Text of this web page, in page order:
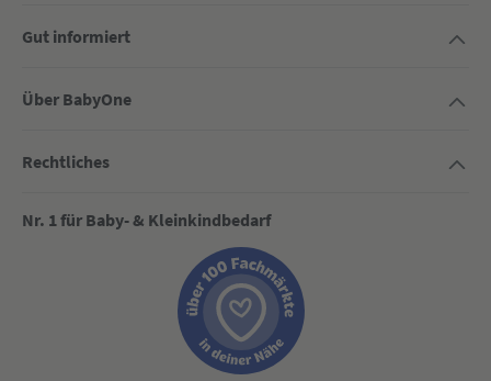
Gut informiert
Über BabyOne
Rechtliches
Nr. 1 für Baby- & Kleinkindbedarf